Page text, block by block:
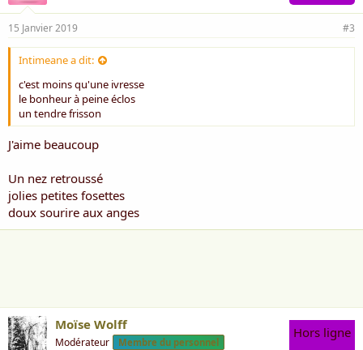
15 Janvier 2019 #3
Intimeane a dit:
c'est moins qu'une ivresse
le bonheur à peine éclos
un tendre frisson
J'aime beaucoup
Un nez retroussé
jolies petites fosettes
doux sourire aux anges
Moïse Wolff
Modérateur Membre du personnel
Hors ligne